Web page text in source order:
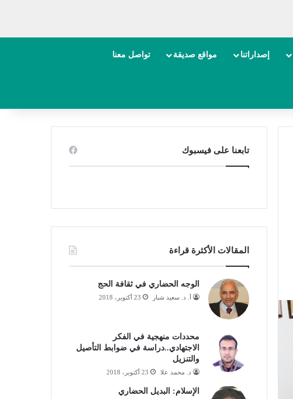
إصداراتنا مواقع صديقة تواصل معنا
تابعنا على فيسبوك
المقالات الأكثرة قراءة
الوجه الحضاري في ثقافة الحج
أ. د. سعيد شبار 23 أكتوبر، 2018
محددات منهجية في الفكر
الاجتهادي..دراسة في ضوابط التأصيل
والتنزيل
د. محمد علا 23 أكتوبر، 2018
الإسلام: البديل الحضاري